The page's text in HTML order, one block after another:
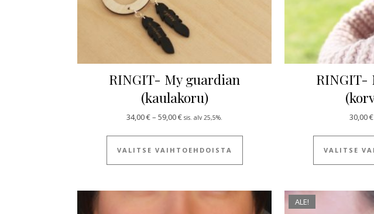
RINGIT- My guardian
(kaulakoru)
34,00€– 59,00€Hintaluokka: 34,00 € - 59,00 €
sis. alv 25,5%.
VALITSE VAIHTOEHDOISTA
Tällä tuotteella on useampi
RINGIT-
30,00€
VALITSE
ALE!